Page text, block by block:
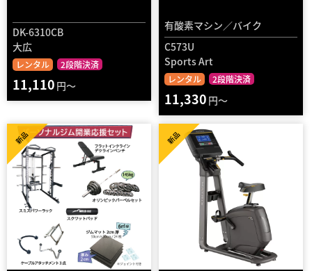
DK-6310CB
大広
レンタル 2段階決済
11,110 円～
有酸素マシン／バイク
C573U
Sports Art
レンタル 2段階決済
11,330 円～
新品 新品